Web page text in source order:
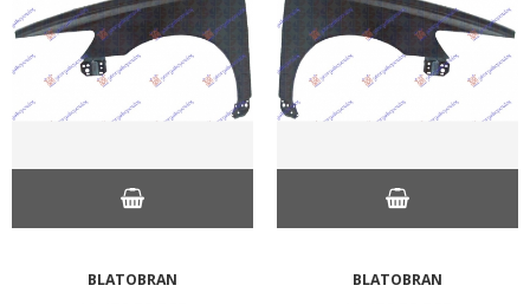
BLATOBRAN BLATOBRAN